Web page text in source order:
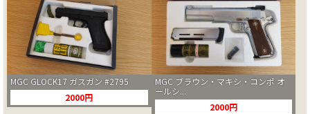
MGC GLOCK17 ガスガン #2795
2000円
MGC ブラウン・マキシ・コンポ オ
ールシ...
2000円